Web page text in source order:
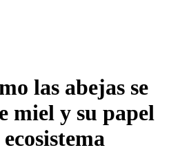
las abejas se
miel y su papel